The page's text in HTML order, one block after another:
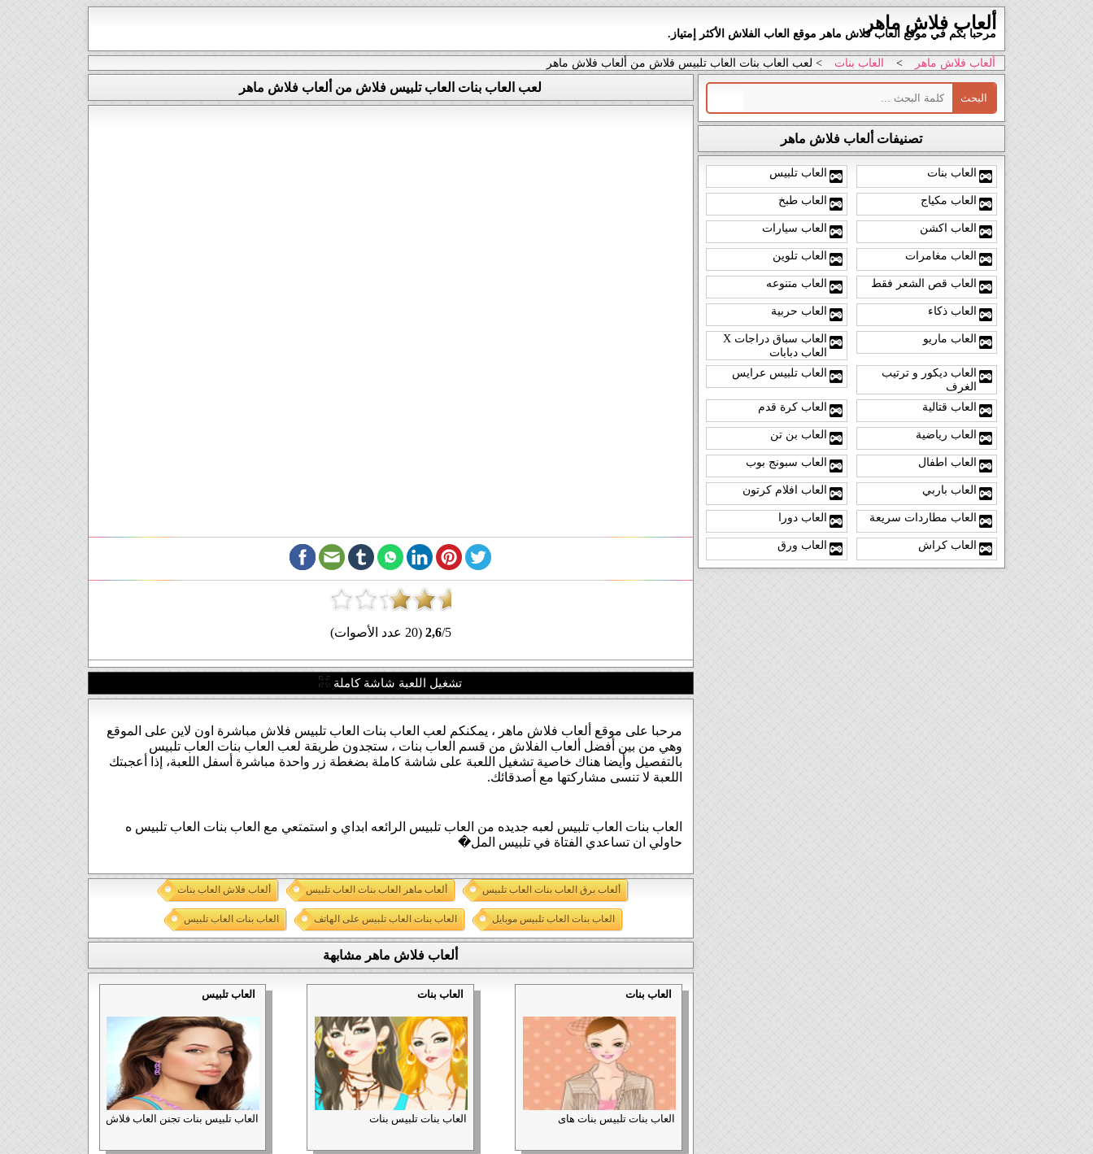
ألعاب فلاش ماهر
مرحبا بكم في موقع العاب فلاش ماهر موقع العاب الفلاش الأكثر إمتياز.
ألعاب فلاش ماهر > العاب بنات > لعب العاب بنات العاب تلبيس فلاش من ألعاب فلاش ماهر
لعب العاب بنات العاب تلبيس فلاش من ألعاب فلاش ماهر
2,6/5 (20 عدد الأصوات)
تشغيل اللعبة شاشة كاملة
مرحبا على موقع ألعاب فلاش ماهر ، يمكنكم لعب العاب بنات العاب تلبيس فلاش مباشرة اون لاين على الموقع
وهي من بين أفضل ألعاب الفلاش من قسم العاب بنات ، ستجدون طريقة لعب العاب بنات العاب تلبيس
بالتفصيل وأيضا هناك خاصية تشغيل اللعبة على شاشة كاملة بضغطة زر واحدة مباشرة أسفل اللعبة، إذا أعجبتك
اللعبة لا تنسى مشاركتها مع أصدقائك.
العاب بنات العاب تلبيس لعبه جديده من العاب تلبيس الرائعه ابداي و استمتعي مع العاب بنات العاب تلبيس ه
حاولي ان تساعدي الفتاة في تلبيس المل�
ألعاب برق العاب بنات العاب تلبيس ألعاب ماهر العاب بنات العاب تلبيس ألعاب فلاش العاب بنات
العاب بنات العاب تلبيس موبايل العاب بنات العاب تلبيس على الهاتف العاب بنات العاب تلبيس
ألعاب فلاش ماهر مشابهة
العاب تلبيس
العاب تلبيس بنات تجنن العاب فلاش
العاب بنات
العاب بنات تلبيس بنات
العاب بنات
العاب بنات تلبيس بنات هاى
تصنيفات ألعاب فلاش ماهر
العاب تلبيس العاب بنات
العاب طبخ العاب مكياج
العاب سيارات العاب اكشن
العاب تلوين العاب مغامرات
العاب متنوعه العاب قص الشعر فقط
العاب حربية العاب ذكاء
العاب سباق دراجات X
العاب دبابات
العاب ماريو
العاب تلبيس عرايس
العاب ديكور و ترتيب
الغرف
العاب كرة قدم
العاب قتالية
العاب بن تن العاب رياضية
العاب سبونج بوب العاب اطفال
العاب افلام كرتون العاب باربي
العاب دورا العاب مطاردات سريعة
العاب ورق العاب كراش